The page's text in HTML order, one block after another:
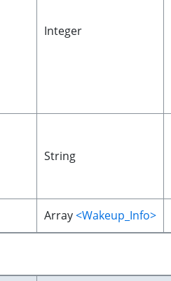
Integer
String
Array<Wakeup_Info>